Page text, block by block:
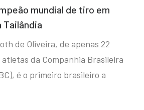
mundial de tiro em
de Oliveira, de apenas 22
da Companhia Brasileira
é o primeiro brasileiro a